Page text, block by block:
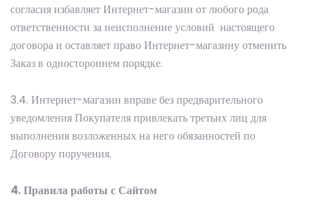
согласия избавляет Интернет-магазин от любого рода
ответственности за неисполнение условий настоящего
договора и оставляет право Интернет-магазину отменить
Заказ в одностороннем порядке.
3.4. Интернет-магазин вправе без предварительного
уведомления Покупателя привлекать третьих лиц для
выполнения возложенных на него обязанностей по
Договору поручения.
4. Правила работы с Сайтом